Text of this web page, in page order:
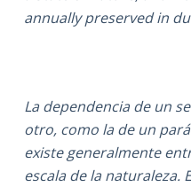
annually preserved in
La dependencia de un
otro, como la de un
existe generalmente
escala de la naturaleza.